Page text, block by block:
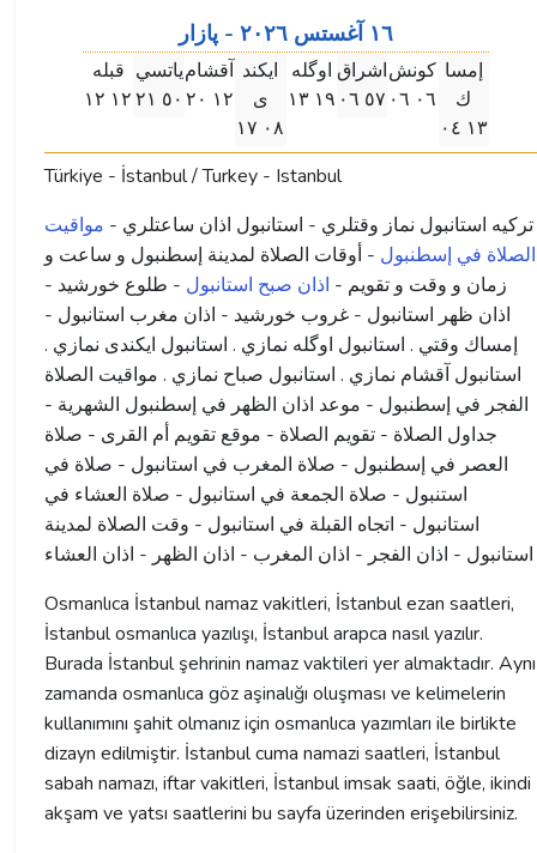
۱٦ آغستس ۲۰۲٦ - پازار
إمسا
ك
۱۳ ۰٤
كونش
۰٦ ۰٦
اشراق
٥٧ ۰٦
اوگله
۱٩ ۱۳
ايكند
ى
۰٨ ۱٧
آقشام
۱۲ ۲۰
ياتسي
٥۰ ۲۱
قبله
۱۲ ۱۲
Türkiye - İstanbul / Turkey - Istanbul
ترکیه استانبول نماز وقتلري - استانبول اذان ساعتلري - مواقيت
الصلاة في إسطنبول - أوقات الصلاة لمدينة إسطنبول و ساعت و
زمان و وقت و تقویم - اذان صبح استانبول - طلوع خورشید -
اذان ظهر استانبول - غروب خورشید - اذان مغرب استانبول -
إمساك وقتي . استانبول اوگله نمازي . استانبول ايكندى نمازي .
استانبول آقشام نمازي . استانبول صباح نمازي . مواقيت الصلاة
الفجر في إسطنبول - موعد اذان الظهر في إسطنبول الشهرية -
جداول الصلاة - تقويم الصلاة - موقع تقويم أم القرى - صلاة
العصر في إسطنبول - صلاة المغرب في استانبول - صلاة في
استنبول - صلاة الجمعة في استانبول - صلاة العشاء في
استانبول - اتجاه القبلة في استانبول - وقت الصلاة لمدينة
استانبول - اذان الفجر - اذان المغرب - اذان الظهر - اذان العشاء
Osmanlıca İstanbul namaz vakitleri, İstanbul ezan saatleri,
İstanbul osmanlıca yazılışı, İstanbul arapca nasıl yazılır.
Burada İstanbul şehrinin namaz vaktileri yer almaktadır. Aynı
zamanda osmanlıca göz aşinalığı oluşması ve kelimelerin
kullanımını şahit olmanız için osmanlıca yazımları ile birlikte
dizayn edilmiştir. İstanbul cuma namazi saatleri, İstanbul
sabah namazı, iftar vakitleri, İstanbul imsak saati, öğle, ikindi
akşam ve yatsı saatlerini bu sayfa üzerinden erişebilirsiniz.